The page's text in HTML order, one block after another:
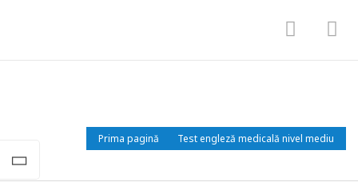
Prima pagină Test engleză medicală nivel mediu